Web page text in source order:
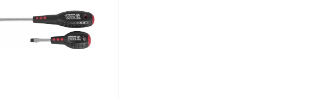
месяцев с начала
которые перечислены в п.3.4
монтажного, пневматического,